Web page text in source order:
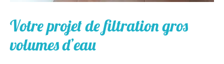
Votre projet de filtration gros
volumes d’eau